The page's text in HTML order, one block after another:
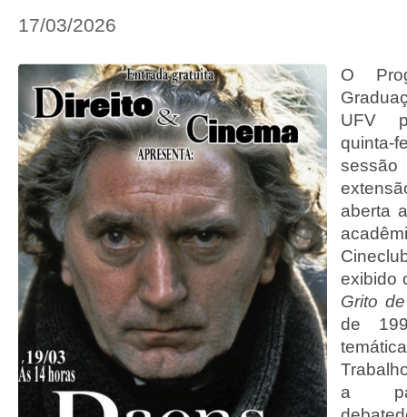
17/03/2026
O
UFV
quinta-
aberta
exibido
Grito
de
a